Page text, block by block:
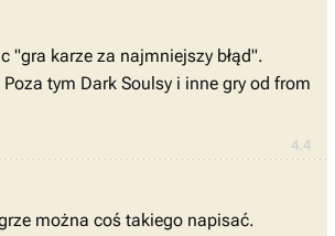
4.4
"gra karze za najmniejszy błąd".
tym Dark Soulsy i inne gry od from
można coś takiego napisać.